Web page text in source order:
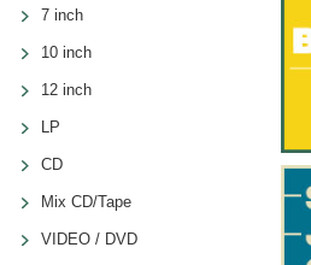
7 inch
10 inch
12 inch
LP
CD
Mix CD/Tape
VIDEO / DVD